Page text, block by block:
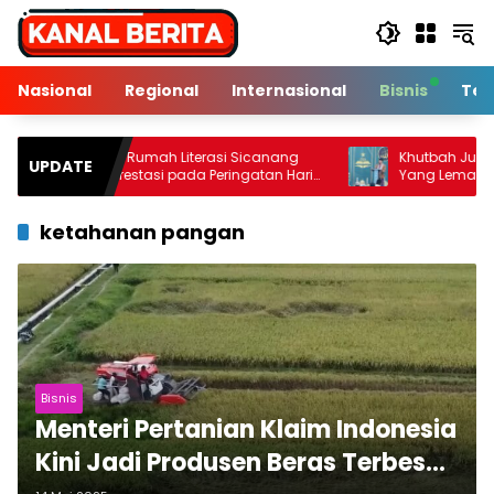
Langsung
konten
Nasional
Regional Internasional Bisnis
UPDATE
Rumah Literasi Sicanang
Prestasi pada Peringatan Hari
di Kecamatan Medan
Khutbah Jumat: Kenali
Yang Lemah
ketahanan pangan
Bisnis
Menteri Pertanian Klaim Indonesia
Kini Jadi Produsen Beras Terbesar